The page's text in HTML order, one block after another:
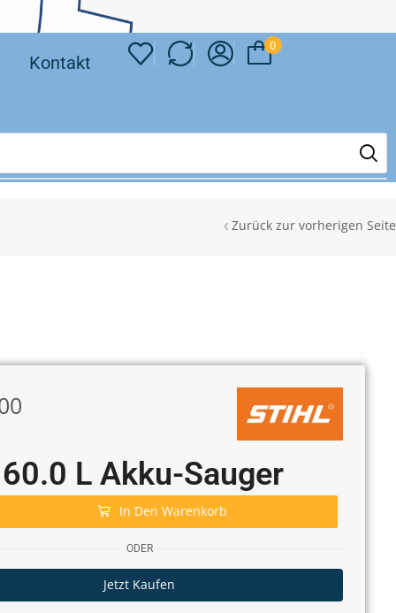
Kontakt
0
Zurück zur vorherigen Seite
L Akku-Sauger
In Den Warenkorb
ODER
Jetzt Kaufen